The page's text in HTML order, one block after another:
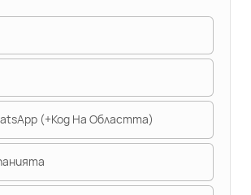
(+Код На Областта)